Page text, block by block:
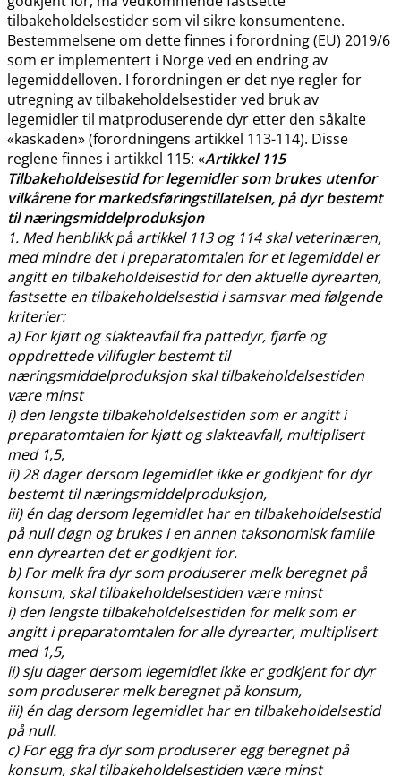
tilbakeholdelsestider som vil sikre konsumentene.
Bestemmelsene om dette finnes i forordning (EU) 2019/6
som er implementert i Norge ved en endring av
legemiddelloven. I forordningen er det nye regler for
utregning av tilbakeholdelsestider ved bruk av
legemidler til matproduserende dyr etter den såkalte
«kaskaden» (forordningens artikkel 113-114). Disse
reglene finnes i artikkel 115: «Artikkel 115
Tilbakeholdelsestid for legemidler som brukes utenfor
vilkårene for markedsføringstillatelsen, på dyr bestemt
til næringsmiddelproduksjon
1. Med henblikk på artikkel 113 og 114 skal veterinæren,
med mindre det i preparatomtalen for et legemiddel er
angitt en tilbakeholdelsestid for den aktuelle dyrearten,
fastsette en tilbakeholdelsestid i samsvar med følgende
kriterier:
a) For kjøtt og slakteavfall fra pattedyr, fjørfe og
oppdrettede villfugler bestemt til
næringsmiddelproduksjon skal tilbakeholdelsestiden
være minst
i) den lengste tilbakeholdelsestiden som er angitt i
preparatomtalen for kjøtt og slakteavfall, multiplisert
med 1,5,
ii) 28 dager dersom legemidlet ikke er godkjent for dyr
bestemt til næringsmiddelproduksjon,
iii) én dag dersom legemidlet har en tilbakeholdelsestid
på null døgn og brukes i en annen taksonomisk familie
enn dyrearten det er godkjent for.
b) For melk fra dyr som produserer melk beregnet på
konsum, skal tilbakeholdelsestiden være minst
i) den lengste tilbakeholdelsestiden for melk som er
angitt i preparatomtalen for alle dyrearter, multiplisert
med 1,5,
ii) sju dager dersom legemidlet ikke er godkjent for dyr
som produserer melk beregnet på konsum,
iii) én dag dersom legemidlet har en tilbakeholdelsestid
på null.
c) For egg fra dyr som produserer egg beregnet på
konsum, skal tilbakeholdelsestiden være minst